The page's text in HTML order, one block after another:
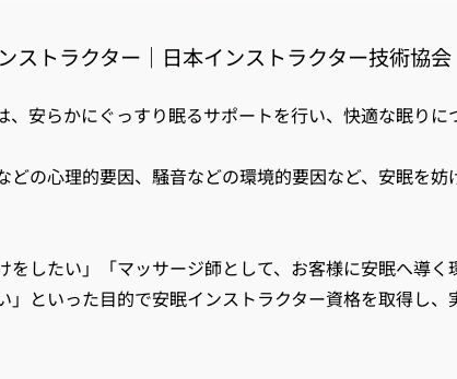
ストラクター｜日本インストラクター技術協会
、安らかにぐっすり眠るサポートを行い、快適な眠り
どの心理的要因、騒音などの環境的要因など、安眠を
をしたい」「マッサージ師として、お客様に安眠へ導
」といった目的で安眠インストラクター資格を取得し